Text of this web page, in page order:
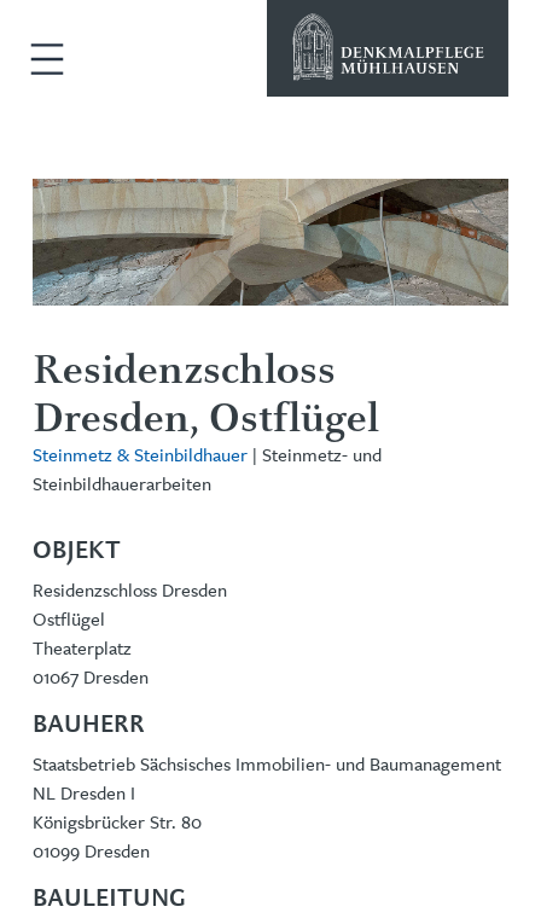
Residenzschloss
Dresden, Ostflügel
Steinmetz & Steinbildhauer | Steinmetz- und
Steinbildhauerarbeiten
OBJEKT
Residenzschloss Dresden
Ostflügel
Theaterplatz
01067 Dresden
BAUHERR
Staatsbetrieb Sächsisches Immobilien- und Baumanagement
NL Dresden I
Königsbrücker Str. 80
01099 Dresden
BAULEITUNG